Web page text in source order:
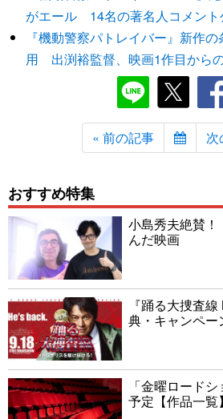
がエール 14名の著名人コメント
『機動警察パトレイバー』新作
用 出渕裕監督、映画1作目から
« 前の記事 次
おすすめ特集
小島秀夫絶賛！
んだ映画
『踊る大捜査
典・キャンペー
「金曜ロード
予定【作品一覧】